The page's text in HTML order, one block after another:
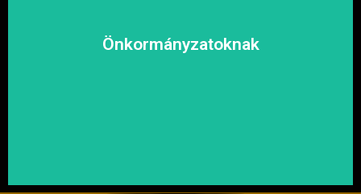
Önkormányzatoknak
garantáljuk a hosszú távú és fenntartható
megoldásokat, hogy a közösség biztonságosan és